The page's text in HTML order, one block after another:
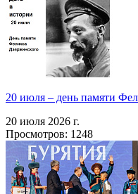
20 июля – день памяти
20 июля 2026 г.
Просмотров: 1248